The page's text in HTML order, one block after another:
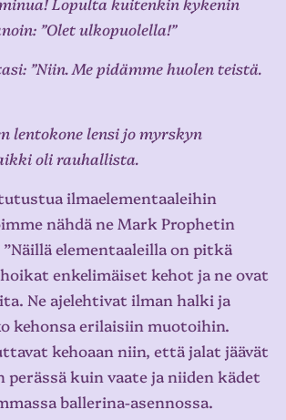
”Olet ulkopuolella!”
”Niin. Me pidämme huolen teistä.
lentokone lensi jo myrskyn
oli rauhallista.
ilmaelementaaleihin
nähdä ne Mark Prophetin
elementaaleilla on pitkä
enkelimäiset kehot ja ne ovat
Ne ajelehtivat ilman halki ja
kehonsa erilaisiin muotoihin.
kehoaan niin, että jalat jäävät
perässä kuin vaate ja niiden kädet
ballerina-asennossa.